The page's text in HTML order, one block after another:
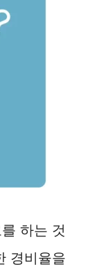
하는 것
경비율을